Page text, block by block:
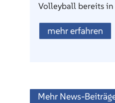
Volleyball bereits
mehr erfahren
Mehr News-